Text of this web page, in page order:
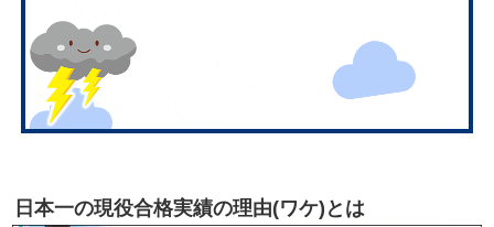
日本一の現役合格実績の理由(ワケ)とは